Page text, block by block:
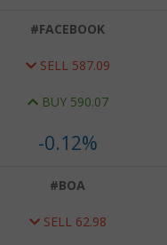
#FACEBOOK
SELL 587.00
BUY 589.98
-0.14%
#BOA
SELL 62.98